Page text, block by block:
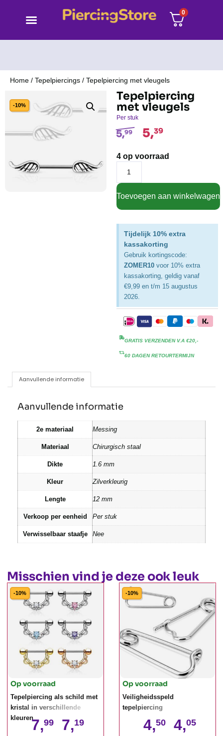
0
Home / Tepelpiercings / Tepelpiercing met vleugels
-10%
Tepelpiercing
met vleugels
Per stuk
5,99 5,39
4 op voorraad
Toevoegen aan winkelwagen
Tijdelijk 10% extra
kassakorting
Gebruik kortingscode:
ZOMER10 voor 10% extra
kassakorting, geldig vanaf
€9,99 en t/m 15 augustus
2026.
GRATIS VERZENDEN V.A €20,-
60 DAGEN RETOURTERMIJN
Aanvullende informatie
Aanvullende informatie
2e materiaal Messing
Materiaal Chirurgisch staal
Dikte 1.6 mm
Kleur Zilverkleurig
Lengte 12 mm
Verkoop per eenheid Per stuk
Verwisselbaar staafje Nee
Misschien vind je deze ook leuk
-10%
Op voorraad
Tepelpiercing als schild met
kristal in verschillende
kleuren7,99 7,19
-10%
Op voorraad
Veiligheidsspeld
tepelpiercing
4,50 4,05